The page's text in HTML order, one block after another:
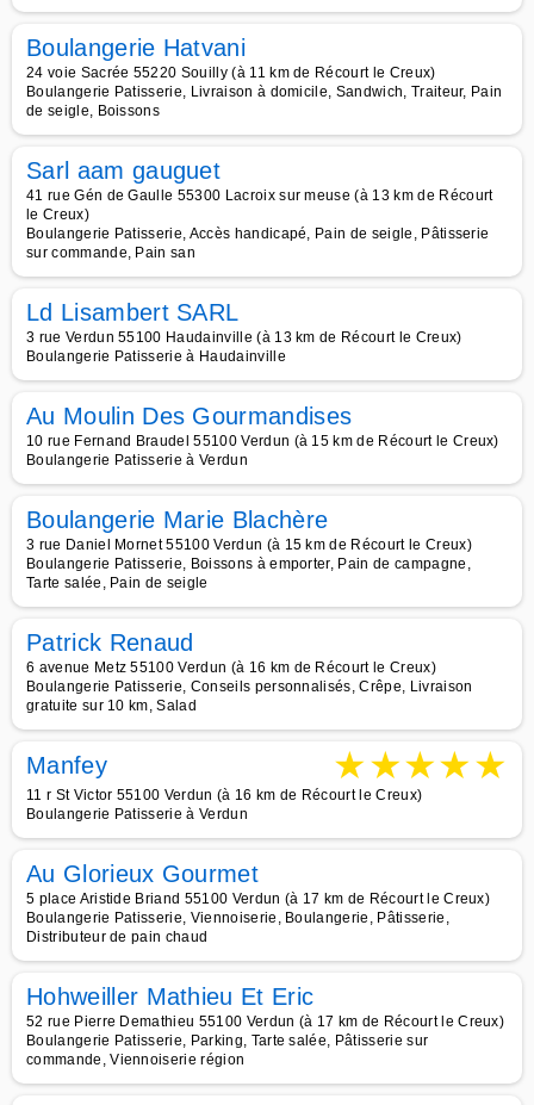
Boulangerie Hatvani
24 voie Sacrée 55220 Souilly (à 11 km de Récourt le Creux)
Boulangerie Patisserie, Livraison à domicile, Sandwich, Traiteur, Pain
de seigle, Boissons
Sarl aam gauguet
41 rue Gén de Gaulle 55300 Lacroix sur meuse (à 13 km de Récourt
le Creux)
Boulangerie Patisserie, Accès handicapé, Pain de seigle, Pâtisserie
sur commande, Pain san
Ld Lisambert SARL
3 rue Verdun 55100 Haudainville (à 13 km de Récourt le Creux)
Boulangerie Patisserie à Haudainville
Au Moulin Des Gourmandises
10 rue Fernand Braudel 55100 Verdun (à 15 km de Récourt le Creux)
Boulangerie Patisserie à Verdun
Boulangerie Marie Blachère
3 rue Daniel Mornet 55100 Verdun (à 15 km de Récourt le Creux)
Boulangerie Patisserie, Boissons à emporter, Pain de campagne,
Tarte salée, Pain de seigle
Patrick Renaud
6 avenue Metz 55100 Verdun (à 16 km de Récourt le Creux)
Boulangerie Patisserie, Conseils personnalisés, Crêpe, Livraison
gratuite sur 10 km, Salad
Manfey ★★★★★
11 r St Victor 55100 Verdun (à 16 km de Récourt le Creux)
Boulangerie Patisserie à Verdun
Au Glorieux Gourmet
5 place Aristide Briand 55100 Verdun (à 17 km de Récourt le Creux)
Boulangerie Patisserie, Viennoiserie, Boulangerie, Pâtisserie,
Distributeur de pain chaud
Hohweiller Mathieu Et Eric
52 rue Pierre Demathieu 55100 Verdun (à 17 km de Récourt le Creux)
Boulangerie Patisserie, Parking, Tarte salée, Pâtisserie sur
commande, Viennoiserie région